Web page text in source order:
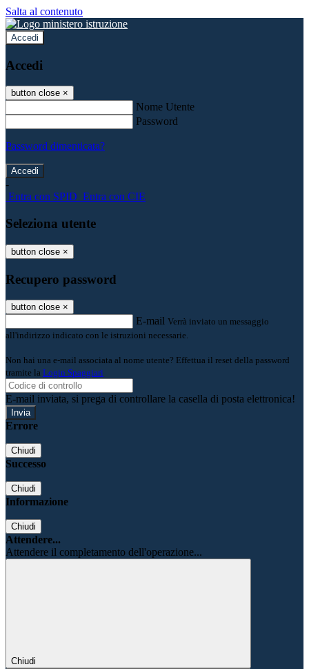
Salta al contenuto
Accedi
Accedi
button close ×
Nome Utente
Password
Password dimenticata?
-
Entra con SPID Entra con CIE
Seleziona utente
button close ×
Recupero password
button close ×
E-mail Verrà inviato un messaggio
all'indirizzo indicato con le istruzioni necessarie.
Non hai una e-mail associata al nome utente? Effettua il reset della password
tramite la Login Spaggiari
E-mail inviata, si prega di controllare la casella di posta elettronica!
Errore
Chiudi
Successo
Chiudi
Informazione
Chiudi
Attendere...
Attendere il completamento dell'operazione...
Chiudi